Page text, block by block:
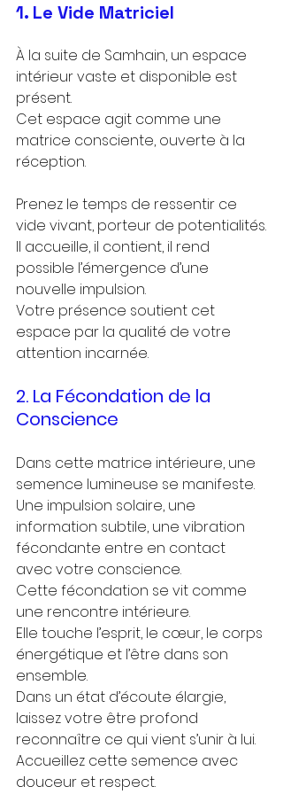
1. Le Vide Matriciel
À la suite de Samhain, un espace
intérieur vaste et disponible est
présent.
Cet espace agit comme une
matrice consciente, ouverte à la
réception.
Prenez le temps de ressentir ce
vide vivant, porteur de potentialités.
Il accueille, il contient, il rend
possible l’émergence d’une
nouvelle impulsion.
Votre présence soutient cet
espace par la qualité de votre
attention incarnée.
2. La Fécondation de la
Conscience
Dans cette matrice intérieure, une
semence lumineuse se manifeste.
Une impulsion solaire, une
information subtile, une vibration
fécondante entre en contact
avec votre conscience.
Cette fécondation se vit comme
une rencontre intérieure.
Elle touche l’esprit, le cœur, le corps
énergétique et l’être dans son
ensemble.
Dans un état d’écoute élargie,
laissez votre être profond
reconnaître ce qui vient s’unir à lui.
Accueillez cette semence avec
douceur et respect.